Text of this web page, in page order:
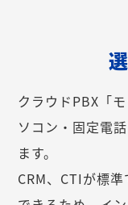
クラウドPBX「
ソコン・固定電
ます。
CRM、CTIが標